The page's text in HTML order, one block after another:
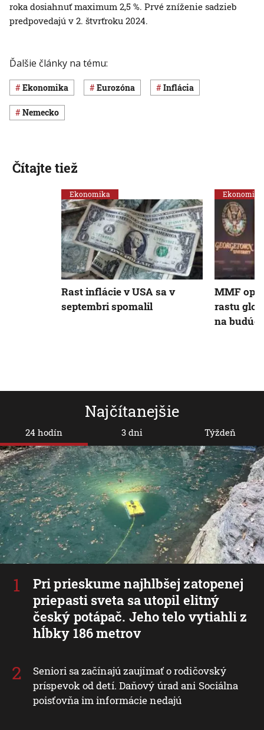
roka dosiahnuť maximum 2,5 %. Prvé zníženie sadzieb
predpovedajú v 2. štvrťroku 2024.
Ďalšie články na tému:
ekonomika eurozóna inflácia
Nemecko
Najčítanejšie
24 hodín
Pri prieskume najhlbšej zatopenej
priepasti sveta sa utopil elitný
český potápač. Jeho telo vytiahli z
hĺbky 186 metrov
Seniori sa začínajú zaujímať o rodičovský
príspevok od detí. Daňový úrad ani Sociálna
poisťovňa im informácie nedajú
3 dni Týždeň
Čítajte tiež
Ekonomika
Rast inflácie v USA sa v
septembri spomalil
Ekonomika
MMF
rastu
na